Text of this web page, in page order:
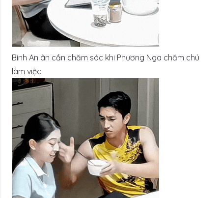
Bình An ân cần chăm sóc khi Phương Nga chăm chú
làm việc